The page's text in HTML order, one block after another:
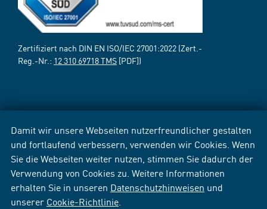
Damit wir unsere Webseiten nutzerfreundlicher gestalten
und fortlaufend verbessern, verwenden wir Cookies. Wenn
Sie die Webseiten weiter nutzen, stimmen Sie dadurch der
Verwendung von Cookies zu. Weitere Informationen
erhalten Sie in unseren Datenschutzhinweisen und
unserer Cookie-Richtlinie
Zertifiziert nach DIN EN ISO/IEC 27001:2022 (Zert.-
Reg.-Nr.: 12 310 69718 TMS [PDF])